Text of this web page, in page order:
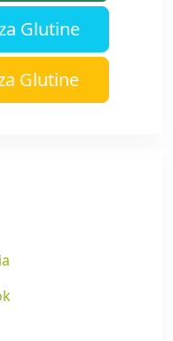
Glutine
Glutine